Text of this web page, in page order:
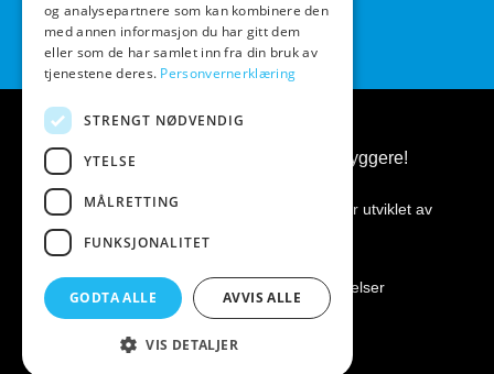
BeerGear.no - Ølbrygging, for ølbryggere!
Kopirett 2026 ©BeerGear.no
Nettsiden er utviklet av
Fredrikstad Webdesign AS
Personvernerklæring Kjøpsbetingelser
og analysepartnere som kan kombinere den
med annen informasjon du har gitt dem
eller som de har samlet inn fra din bruk av
tjenestene deres. Personvernerklæring
STRENGT NØDVENDIG
YTELSE
MÅLRETTING
FUNKSJONALITET
GODTA ALLE AVVIS ALLE
VIS DETALJER